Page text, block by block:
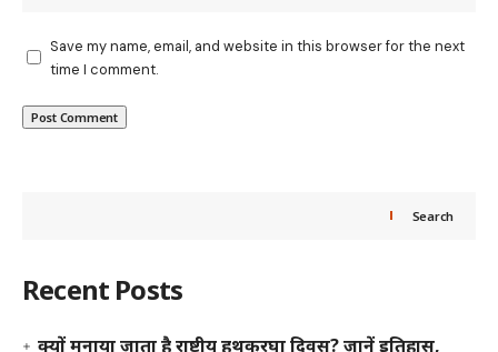
Save my name, email, and website in this browser for the next
time I comment.
Search
Recent Posts
क्यों मनाया जाता है राष्ट्रीय हथकरघा दिवस? जानें इतिहास,